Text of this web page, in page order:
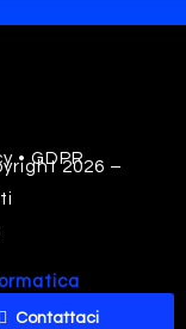
Contattaci
• GDPR2026 –